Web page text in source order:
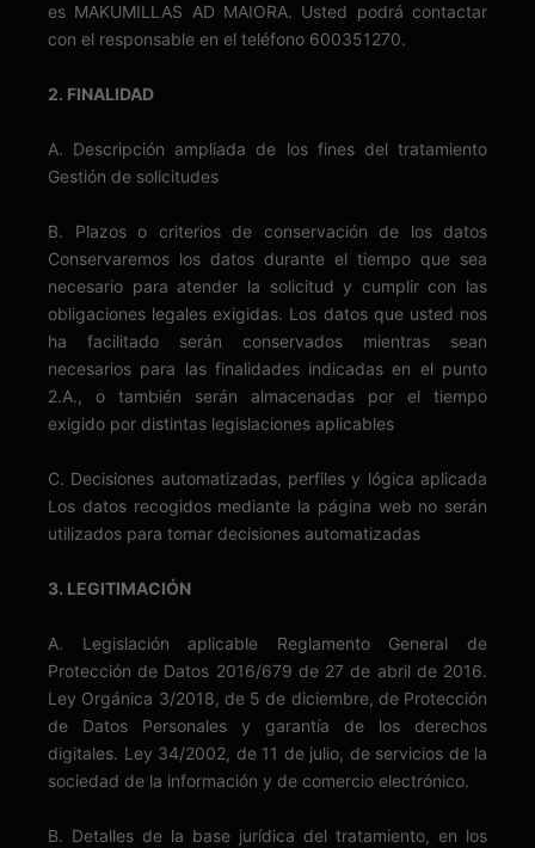
es MAKUMILLAS AD MAIORA. Usted podrá contactar
con el responsable en el teléfono 600351270.
2. FINALIDAD
A. Descripción ampliada de los fines del tratamiento
Gestión de solicitudes
B. Plazos o criterios de conservación de los datos
Conservaremos los datos durante el tiempo que sea
necesario para atender la solicitud y cumplir con las
obligaciones legales exigidas. Los datos que usted nos
ha facilitado serán conservados mientras sean
necesarios para las finalidades indicadas en el punto
2.A., o también serán almacenadas por el tiempo
exigido por distintas legislaciones aplicables
C. Decisiones automatizadas, perfiles y lógica aplicada
Los datos recogidos mediante la página web no serán
utilizados para tomar decisiones automatizadas
3. LEGITIMACIÓN
A. Legislación aplicable Reglamento General de
Protección de Datos 2016/679 de 27 de abril de 2016.
Ley Orgánica 3/2018, de 5 de diciembre, de Protección
de Datos Personales y garantía de los derechos
digitales. Ley 34/2002, de 11 de julio, de servicios de la
sociedad de la información y de comercio electrónico.
B. Detalles de la base jurídica del tratamiento, en los